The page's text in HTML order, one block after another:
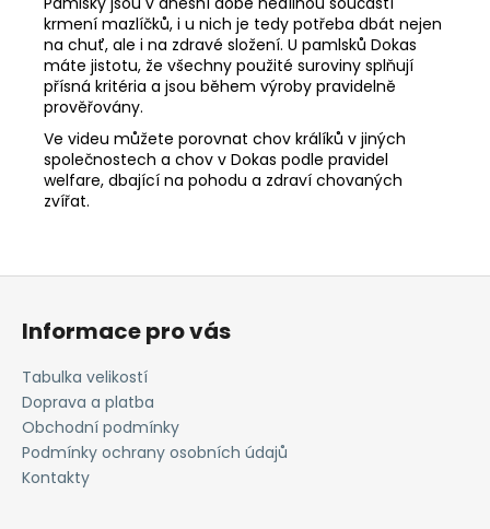
krmení mazlíčků, i u nich je tedy potřeba dbát nejen
na chuť, ale i na zdravé složení. U pamlsků Dokas
máte jistotu, že všechny použité suroviny splňují
přísná kritéria a jsou během výroby pravidelně
prověřovány.
Ve videu můžete porovnat chov králíků v jiných
společnostech a chov v Dokas podle pravidel
welfare, dbající na pohodu a zdraví chovaných
zvířat.
Z
Informace pro vás
Tabulka velikostí
Doprava a platba
Obchodní podmínky
Podmínky ochrany osobních údajů
Kontakty